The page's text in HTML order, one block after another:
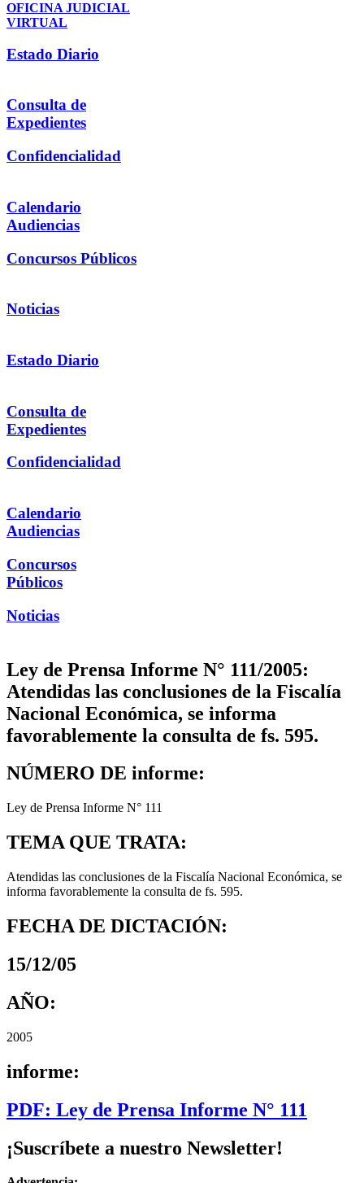
OFICINA JUDICIAL
VIRTUAL
Estado Diario
Consulta de
Expedientes
Confidencialidad
Calendario
Audiencias
Concursos Públicos
Noticias
Estado Diario
Consulta de
Expedientes
Confidencialidad
Calendario
Audiencias
Concursos
Públicos
Noticias
Ley de Prensa Informe N° 111/2005:
Atendidas las conclusiones de la Fiscalía
Nacional Económica, se informa
favorablemente la consulta de fs. 595.
NÚMERO DE informe:
Ley de Prensa Informe N° 111
TEMA QUE TRATA:
Atendidas las conclusiones de la Fiscalía Nacional Económica, se
informa favorablemente la consulta de fs. 595.
FECHA DE DICTACIÓN:
15/12/05
AÑO:
2005
informe:
PDF: Ley de Prensa Informe N° 111
¡Suscríbete a nuestro Newsletter!